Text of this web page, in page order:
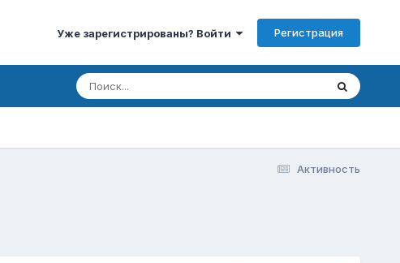
Уже зарегистрированы? Войти Регистрация
Активность